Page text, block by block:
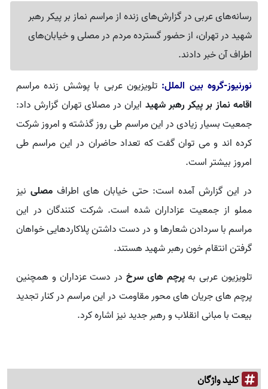
رسانه‌های عربی در گزارش‌های زنده از مراسم نماز بر پیکر رهبر
شهید در تهران، از حضور گسترده مردم در مصلی و خیابان‌های
اطراف آن خبر دادند.
نورنیوز-گروه بین الملل:تلویزیون عربی با پوشش زنده مراسم
اقامه نماز بر پیکر رهبر شهید ایران در مصلای تهران گزارش داد:
جمعیت بسیار زیادی در این مراسم طی روز گذشته و امروز شرکت
کرده اند و می توان گفت که تعداد حاضران در این مراسم طی
امروز بیشتر است.
در این گزارش آمده است: حتی خیابان های اطراف مصلی نیز
مملو از جمعیت عزاداران شده است. شرکت کنندگان در این
مراسم با سردادن شعارها و در دست داشتن پلاکاردهایی خواهان
گرفتن انتقام خون رهبر شهید هستند.
تلویزیون عربی بهپرچم های سرخ در دست عزداران و همچنین
پرچم های جریان های محور مقاومت در این مراسم در کنار تجدید
بیعت با مبانی انقلاب و رهبر جدید نیز اشاره کرد.
کلید واژگان